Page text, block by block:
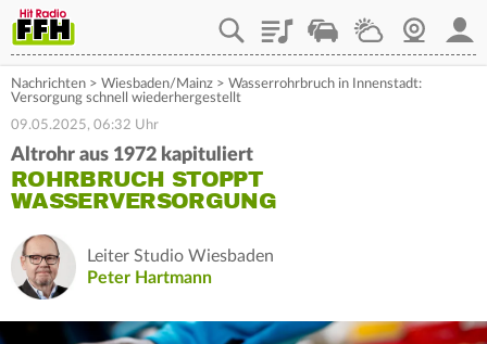
PlaylistStaupilotWetterWebcam
Nachrichten > Wiesbaden/Mainz > Wasserrohrbruch in Innenstadt:
Versorgung schnell wiederhergestellt
09.05.2025, 06:32 Uhr
Altrohr aus 1972 kapituliert
ROHRBRUCH STOPPT
WASSERVERSORGUNG
Leiter Studio Wiesbaden
Peter Hartmann